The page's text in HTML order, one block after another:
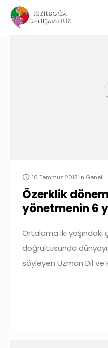
10 Temmuz 2018 in Genel
Özerklik
yönetmenin 6
Ortalama iki yaşındaki
doğrultusunda dünyayı
söyleyen Uzman Dil